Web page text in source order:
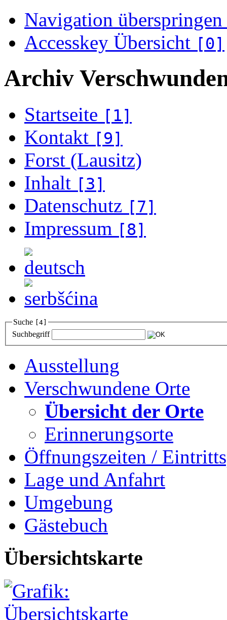
Navigation überspringen
Accesskey Übersicht [0]
Archiv
Startseite [1]
Kontakt [9]
Forst (Lausitz)
Inhalt [3]
Datenschutz [7]
Impressum [8]
Suche [4]
Suchbegriff
Ausstellung
Verschwundene Orte
Übersicht der Orte
Erinnerungsorte
Öffnungszeiten /
Lage und Anfahrt
Umgebung
Gästebuch
Übersichtskarte